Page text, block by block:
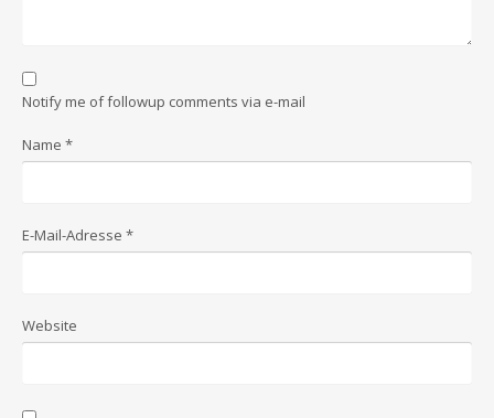
Notify me of followup comments via e-mail
Name *
E-Mail-Adresse *
Website